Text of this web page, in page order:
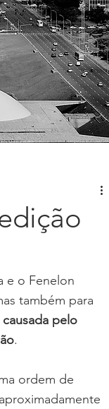
e o Fenelon
também para
pelo
.
ordem de